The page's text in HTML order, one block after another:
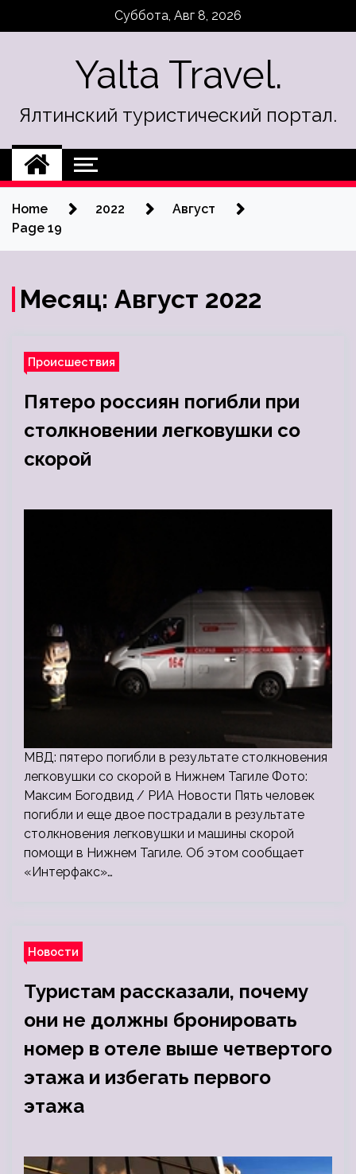
Суббота, Авг 8, 2026
Yalta Travel.
Ялтинский туристический портал.
Home 2022
Август
Page 19
Месяц: Август 2022
Происшествия
Пятеро россиян погибли при
столкновении легковушки со
скорой
МВД: пятеро погибли в результате столкновения
легковушки со скорой в Нижнем Тагиле Фото:
Максим Богодвид / РИА Новости Пять человек
погибли и еще двое пострадали в результате
столкновения легковушки и машины скорой
помощи в Нижнем Тагиле. Об этом сообщает
«Интерфакс»…
Новости
Туристам рассказали, почему
они не должны бронировать
номер в отеле выше четвертого
этажа и избегать первого
этажа